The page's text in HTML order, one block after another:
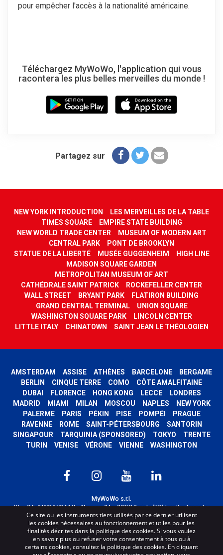
pour empêcher l'accès à la nationalité américaine.
Téléchargez MyWoWo, l'application qui vous
racontera les plus belles merveilles du monde !
Partagez sur
NEW YORK INTRODUCTION
LES MERVEILLES DE LA TABLE
TIMES SQUARE
EMPIRE STATE BUILDING
NEW WORLD TRADE CENTER
MUSEUM OF MODERN ART
CENTRAL PARK
PONT DE BROOKLYN
STATUE DE LA LIBERTÉ
MUSÉE GUGGENHEIM
HIGH LINE
MADISON SQUARE GARDEN
METROPOLITAN MUSEUM OF ART
CATHÉDRALE SAINT PATRICK
ROCKEFELLER CENTER
WALL STREET
BRYANT PARK
FLATIRON BUILDING
GRAND CENTRAL TERMINAL
UNION SQUARE
WASHINGTON SQUARE PARK
LINCOLN CENTER
LITTLE ITALY
CHINATOWN SAINT JEAN LE THÉOLOGIEN
AMSTERDAM ASSISE ATHÈNES BARCELONE
BERGAME
BERLIN
CINQUE TERRE COMO
CÔTE AMALFITAINE
DUBAI
FLORENCE HONG KONG LECCE
LONDRES
MADRID
MIAMI MILAN MOSCOU NAPLES
NEW YORK
PALERME
PARIS PÉKIN PISE POMPÉI
PRAGUE
RAVENNE
ROME SAINT-PÉTERSBOURG
SANTORIN
SINGAPOUR
TARQUINIA (SPONSORED) TOKYO
TRENTE
TURIN
VENISE VÉRONE VIENNE WASHINGTON
MyWoWo s.r.l.
P.I. e C.F. 04201270164 Via Marconi, 34 – 24068 Seriate (BG) Iscritta al registro
delle imprese di Bergamo con n° iscrizione 443941 – Cap.Soc. € 100.000,00 i.v.
TERMS AND CONDITIONS-CREDITS
Ce site ou les instruments tiers utilisés par ce dernier utilisent
les cookies nécessaires au fonctionnement et utiles pour les
finalités décrites dans la politique des cookies. Si vous voulez
en savoir plus ou refuser votre consentement à tous ou à
certains cookies, consultez la politique des cookies. En cliquant